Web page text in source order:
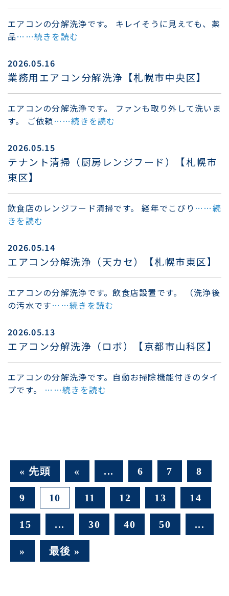
エアコンの分解洗浄です。 キレイそうに見えても、薬
品……続きを読む
2026.05.16
業務用エアコン分解洗浄【札幌市中央区】
エアコンの分解洗浄です。 ファンも取り外して洗いま
す。 ご依頼……続きを読む
2026.05.15
テナント清掃（厨房レンジフード）【札幌市
東区】
飲食店のレンジフード清掃です。 経年でこびり ……続
きを読む
2026.05.14
エアコン分解洗浄（天カセ）【札幌市東区】
エアコンの分解洗浄です。飲食店設置です。 （洗浄後
の汚水です……続きを読む
2026.05.13
エアコン分解洗浄（ロボ）【京都市山科区】
エアコンの分解洗浄です。自動お掃除機能付きのタイ
プです。 ……続きを読む
« 先頭 « ... 6 7 8
9 10 11 12 13 14
15 ... 30 40 50 ...
» 最後 »